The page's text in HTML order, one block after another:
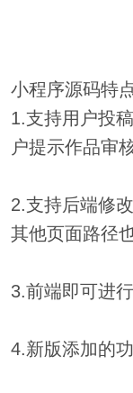
小程序源码特
1.支持用户投
户提示作品审
2.支持后端修
其他页面路径
3.前端即可进
4.新版添加的